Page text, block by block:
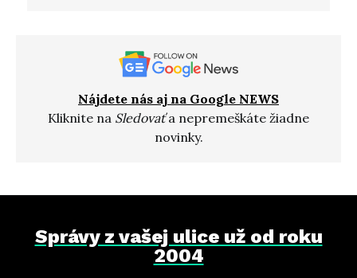
Nájdete nás aj na Google NEWS
Kliknite na Sledovaťa nepremeškáte žiadne
novinky.
Správy z vašej ulice už od roku
2004